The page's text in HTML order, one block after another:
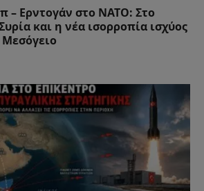
– Ερντογάν στο ΝΑΤΟ: Στο
και η νέα ισορροπία ισχύος